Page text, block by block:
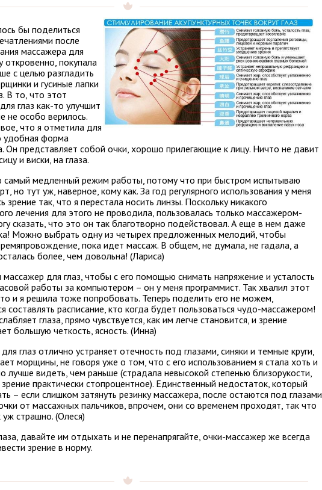
бы поделиться
после
массажера для
откровенно, покупала
с целью разгладить
и гусиные лапки
В то, что этот
глаз как-то улучшит
не особо верилось.
что я отметила для
удобная форма
Он представляет собой очки, хорошо прилегающие к лицу. Ничто не давит
и виски, на глаза.
самый медленный режим работы, потому что при быстром испытываю
но тут уж, наверное, кому как. За год регулярного использования у меня
зрение так, что я перестала носить линзы. Поскольку никакого
лечения для этого не проводила, пользовалась только массажером-
сказать, что это он так благотворно подействовал. А еще в нем даже
Можно выбрать одну из четырех предложенных мелодий, чтобы
пока идет массаж. В общем, не думала, не гадала, а
более, чем довольна! (Лариса)
для глаз, чтобы с его помощью снимать напряжение и усталость
работы за компьютером – он у меня программист. Так хвалил этот
и я решила тоже попробовать. Теперь поделить его не можем,
составлять расписание, кто когда будет пользоваться чудо-массажером!
глаза, прямо чувствуется, как им легче становится, и зрение
большую четкость, ясность. (Инна)
глаз отлично устраняет отечность под глазами, синяки и темные круги,
морщины, не говоря уже о том, что с его использованием я стала хоть и
лучше видеть, чем раньше (страдала невысокой степенью близорукости,
практически стопроцентное). Единственный недостаток, который
– если слишком затянуть резинку массажера, после остаются под глазами
от массажных пальчиков, впрочем, они со временем проходят, так что
уж страшно. (Олеся)
давайте им отдыхать и не перенапрягайте, очки-массажер же всегда
зрение в норму.